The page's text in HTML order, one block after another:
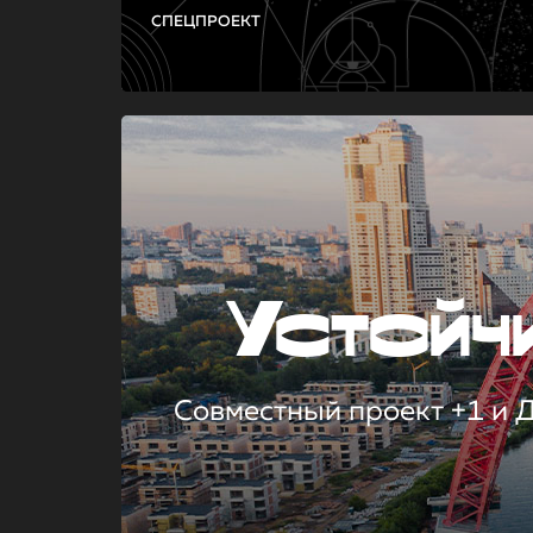
СПЕЦПРОЕКТ
Совместный проект +1 и